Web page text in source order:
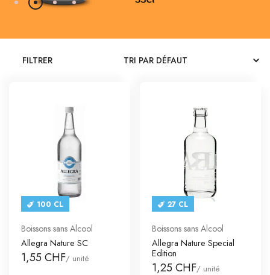
CATALOGUES
CONTACT
FILTRER
100 CL
Boissons sans Alcool
Allegra Nature SC
1,55 CHF/ unité
27 CL
Boissons sans Alcool
Allegra Nature Special
Edition
1,25 CHF/ unité